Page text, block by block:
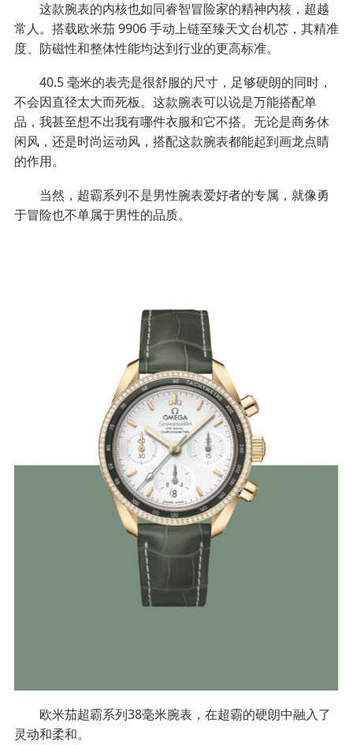
这款腕表的内核也如同睿智冒险家的精神内核，超越
常人。搭载欧米茄 9906 手动上链至臻天文台机芯，其精准
度、防磁性和整体性能均达到行业的更高标准。
40.5 毫米的表壳是很舒服的尺寸，足够硬朗的同时，
不会因直径太大而死板。这款腕表可以说是万能搭配单
品，我甚至想不出我有哪件衣服和它不搭。无论是商务休
闲风，还是时尚运动风，搭配这款腕表都能起到画龙点睛
的作用。
当然，超霸系列不是男性腕表爱好者的专属，就像勇
于冒险也不单属于男性的品质。
欧米茄超霸系列38毫米腕表，在超霸的硬朗中融入了
灵动和柔和。